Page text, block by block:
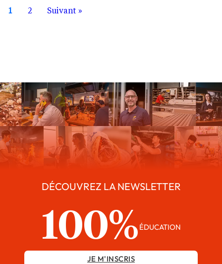
1 2 Suivant »
DÉCOUVREZ LA NEWSLETTER
100% ÉDUCATION
JE M'INSCRIS